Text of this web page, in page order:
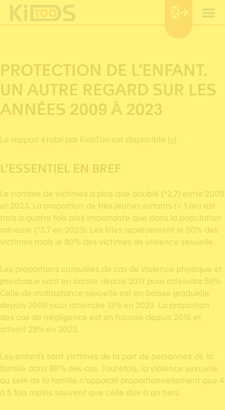
PROTECTION DE L’ENFANT.
UN AUTRE REGARD SUR LES
ANNÉES 2009 À 2023
Le rapport établi par KidsToo est disponible ici.
L’ESSENTIEL EN BREF
Le nombre de victimes a plus que doublé (*2.7) entre 2009
et 2023. La proportion de très jeunes enfants (< 1 an) est
trois à quatre fois plus importante que dans la population
mineure (*3.7 en 2023). Les filles représentent le 50% des
victimes mais le 80% des victimes de violence sexuelle.
Les proportions cumulées de cas de violence physique et
psychique sont en baisse depuis 2017 pour atteindre 58%.
Celle de maltraitance sexuelle est en baisse graduelle
depuis 2009 pour atteindre 13% en 2023. La proportion
des cas de négligence est en hausse depuis 2016 et
atteint 28% en 2023.
Les enfants sont victimes de la part de personnes de la
famille dans 80% des cas. Toutefois, la violence sexuelle
au sein de la famille n’apparait proportionnellement que 4
à 5 fois moins souvent que celle due à un tiers.
Pannello di gestione dei cookies